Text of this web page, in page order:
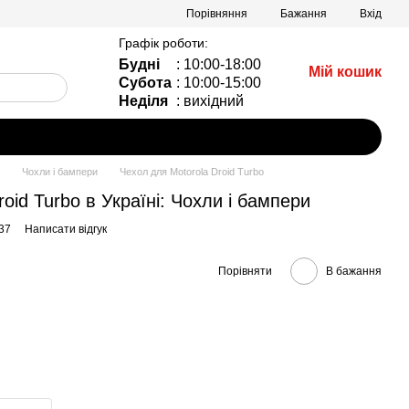
Порівняння Бажання Вхід
Графік роботи:
Будні
: 10:00-18:00
Субота : 10:00-15:00
Неділя : вихідний
Мій кошик
Чохли і бампери Чехол для Motorola Droid Turbo
Turbo в Україні: Чохли і бампери
Написати відгук
Порівняти В бажання